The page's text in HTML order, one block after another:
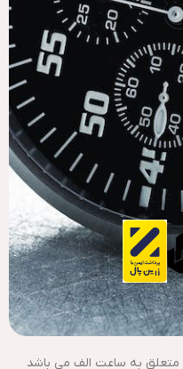
به ساعت الف می باشد